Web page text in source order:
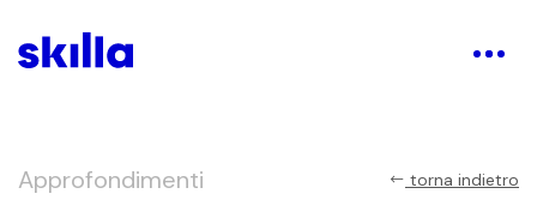
Approfondimenti torna indietro